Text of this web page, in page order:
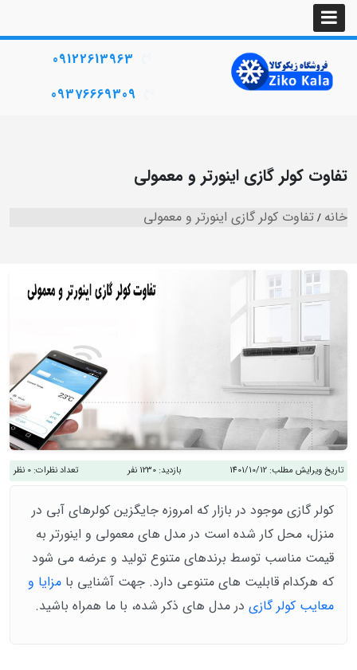
09122613963
09376669309
تفاوت کولر گازی اینورتر و معمولی
خانه تفاوت کولر گازی اینورتر و معمولی
تاریخ ویرایش مطلب: 1401/10/12 بازدید: 1230 نفر تعداد نظرات: 0 نظر
کولر گازی موجود در بازار که امروزه جایگزین کولرهای آبی در
منزل، محل کار شده است در مدل های معمولی و اینورتر به
قیمت مناسب توسط برندهای متنوع تولید و عرضه می شود
که هرکدام قابلیت های متنوعی دارد. جهت آشنایی با مزایا و
معایب کولر گازی در مدل های ذکر شده، با ما همراه باشید.